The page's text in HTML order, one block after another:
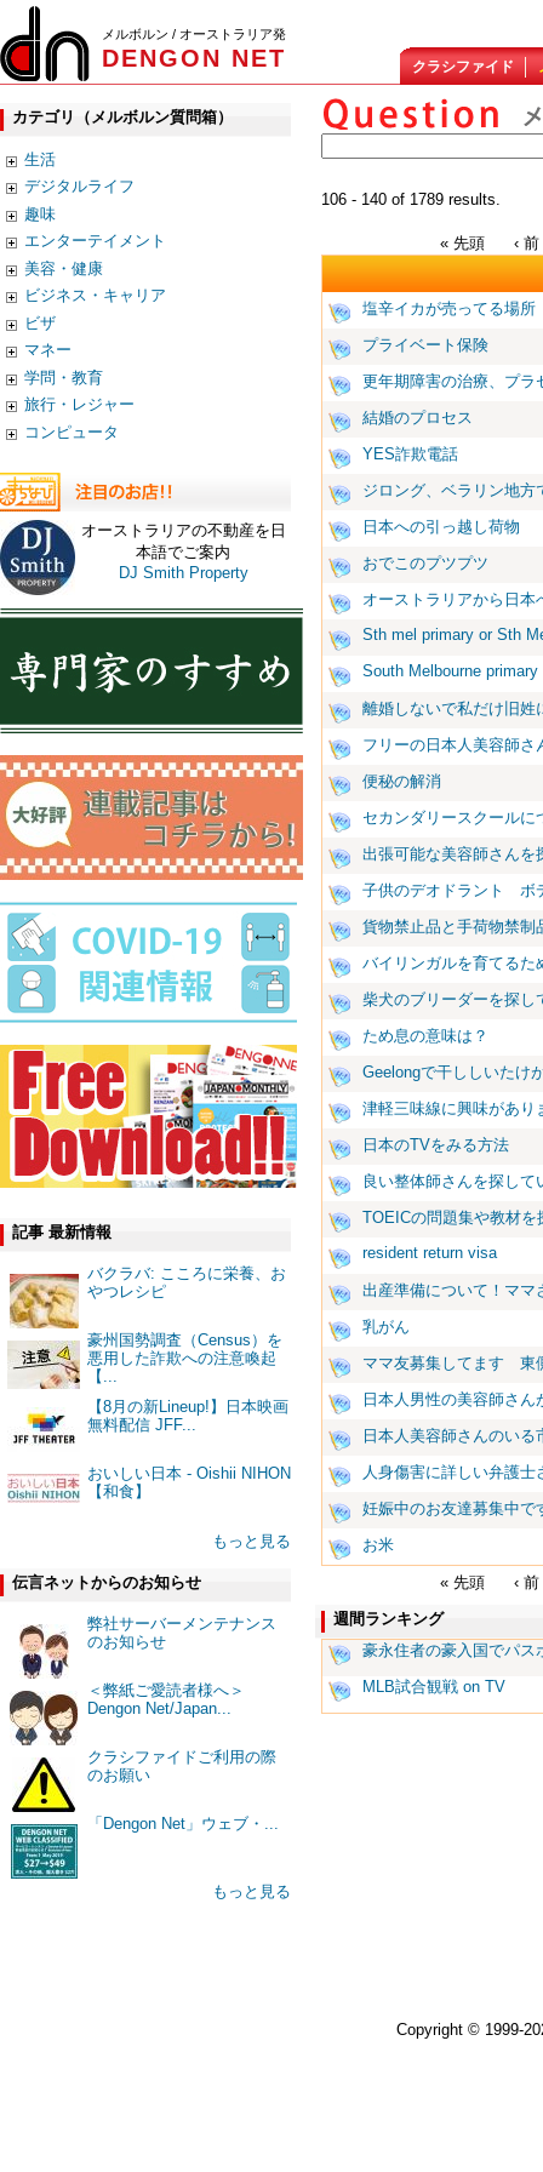
メルボルン / オーストラリア発
DENGON NET クラシファイド
カテゴリ（メルボルン質問箱）
生活
デジタルライフ
趣味
エンターテイメント
美容・健康
ビジネス・キャリア
ビザ
マネー
学問・教育
旅行・レジャー
コンピュータ
オーストラリアの不動産を日
本語でご案内
DJ Smith Property
記事 最新情報
バクラバ: こころに栄養、お
やつレシピ
豪州国勢調査（Census）を
悪用した詐欺への注意喚起
【...
【8月の新Lineup!】日本映画
無料配信 JFF...
おいしい日本 - Oishii NIHON
【和食】
もっと見る
伝言ネットからのお知らせ
弊社サーバーメンテナンス
のお知らせ
＜弊紙ご愛読者様へ＞
Dengon Net/Japan...
クラシファイドご利用の際
のお願い
「Dengon Net」ウェブ・...
もっと見る
106 - 140 of 1789 results.
« 先頭 ‹ 前
塩辛イカが売ってる場所
プライベート保険
更年期障害の治療、プラ
結婚のプロセス
YES詐欺電話
ジロング、ベラリン地方
日本への引っ越し荷物
おでこのプツプツ
オーストラリアから日本
Sth mel primary or Sth
South Melbourne primary
離婚しないで私だけ旧姓
フリーの日本人美容師さ
便秘の解消
セカンダリースクールに
出張可能な美容師さんを
子供のデオドラント ボ
貨物禁止品と手荷物禁制
バイリンガルを育てるた
柴犬のブリーダーを探し
ため息の意味は？
Geelongで干ししいたけ
津軽三味線に興味があり
日本のTVをみる方法
良い整体師さんを探して
TOEICの問題集や教材を
resident return visa
出産準備について！ママ
乳がん
ママ友募集してます 東
日本人男性の美容師さん
日本人美容師さんのいる
人身傷害に詳しい弁護
妊娠中のお友達募集中で
お米
« 先頭 ‹ 前
週間ランキング
豪永住者の豪入国でパス
MLB試合観戦 on TV
Copyright © 1999-